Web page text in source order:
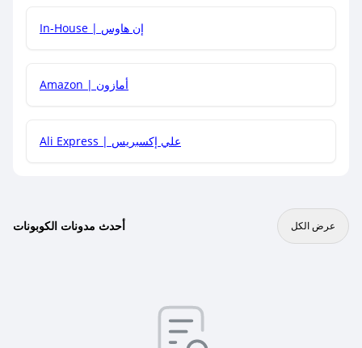
In-House | إن هاوس
Amazon | أمازون
Ali Express | علي إكسبريس
أحدث مدونات الكوبونات عرض الكل